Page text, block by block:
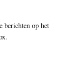
berichten op het